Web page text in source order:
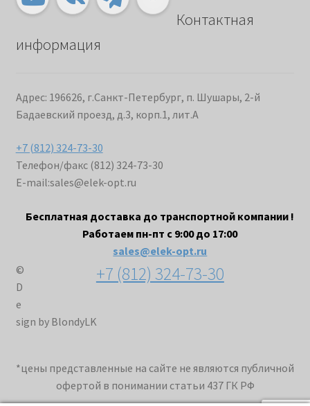
Контактная
информация
Адрес: 196626, г.Санкт-Петербург, п. Шушары, 2-й
Бадаевский проезд, д.3, корп.1, лит.А
+7 (812) 324-73-30
Телефон/факс (812) 324-73-30
E-mail:sales@elek-opt.ru
Бесплатная доставка до транспортной компании !
Работаем пн-пт с 9:00 до 17:00
sales@elek-opt.ru
+7 (812) 324-73-30
©
D
e
sign by BlondyLK
*цены представленные на сайте не являются публичной
офертой в понимании статьи 437 ГК РФ